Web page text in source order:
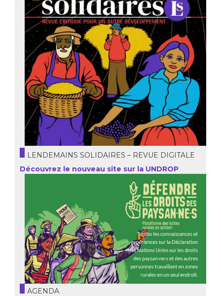
LENDEMAINS SOLIDAIRES – REVUE DIGITALE
Découvrez le nouveau site sur la UNDROP
AGENDA